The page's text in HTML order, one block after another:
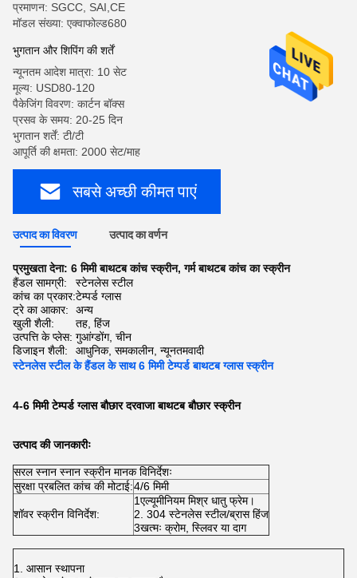
प्रमाणन: SGCC, SAI,CE
मॉडल संख्या: एक्वाफोल्ड680
भुगतान और शिपिंग की शर्तें
न्यूनतम आदेश मात्रा: 10 सेट
मूल्य: USD80-120
पैकेजिंग विवरण: कार्टन बॉक्स
प्रसव के समय: 20-25 दिन
भुगतान शर्तें: टी/टी
आपूर्ति की क्षमता: 2000 सेट/माह
सबसे अच्छी कीमत पाएं
उत्पाद का विवरण उत्पाद का वर्णन
प्रमुखता देना: 6 मिमी बाथटब कांच स्क्रीन,गर्म बाथटब कांच का स्क्रीन
हैंडल सामग्री:
स्टेनलेस स्टील
कांच का प्रकार:टेम्पर्ड ग्लास
ट्रे का आकार:
अन्य
खुली शैली:
तह, हिंज
उत्पत्ति के प्लेस: गुआंग्डोंग, चीन
डिजाइन शैली:
आधुनिक, समकालीन, न्यूनतमवादी
स्टेनलेस स्टील के हैंडल के साथ 6 मिमी टेम्पर्ड बाथटब ग्लास स्क्रीन
4-6 मिमी टेम्पर्ड ग्लास बौछार दरवाजा बाथटब बौछार स्क्रीन
उत्पाद की जानकारीः
सरल स्नान स्नान स्क्रीन मानक विनिर्देशः
सुरक्षा प्रबलित कांच की मोटाई:4/6 मिमी
शॉवर स्क्रीन विनिर्देश:
1एल्यूमीनियम मिश्र धातु फ्रेम।
2. 304 स्टेनलेस स्टील/ब्रास हिंज
3खत्मः क्रोम, स्लिवर या दाग
1. आसान स्थापना